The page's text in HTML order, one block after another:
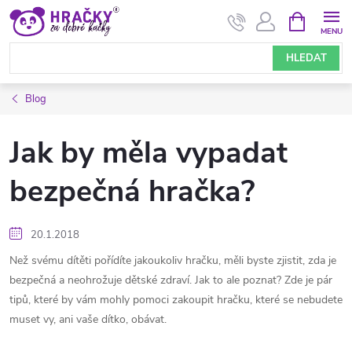
Přejít
obsah
HLEDAT
NÁKUPNÍ
KOŠÍK
Blog
Jak by měla vypadat
bezpečná hračka?
20.1.2018
Než svému dítěti pořídíte jakoukoliv hračku, měli byste zjistit, zda je
bezpečná a neohrožuje dětské zdraví. Jak to ale poznat? Zde je pár
tipů, které by vám mohly pomoci zakoupit hračku, které se nebudete
muset vy, ani vaše dítko, obávat.